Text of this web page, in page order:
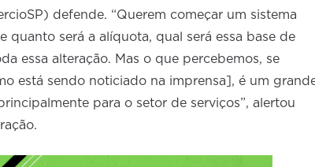
defende. “Querem começar um sistema
será a alíquota, qual será essa base de
essa alteração. Mas o que percebemos, se
está sendo noticiado na imprensa], é um
para o setor de serviços”, alertou